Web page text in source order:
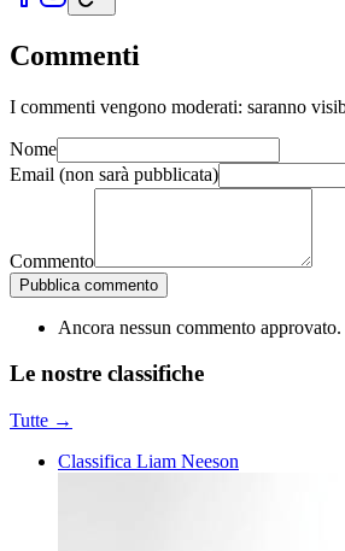
Commenti
I commenti vengono moderati: saranno
Nome
Email (non sarà pubblicata)
Commento
Pubblica commento
Ancora nessun commento
Le nostre classifiche
Tutte →
Classifica Liam Neeson